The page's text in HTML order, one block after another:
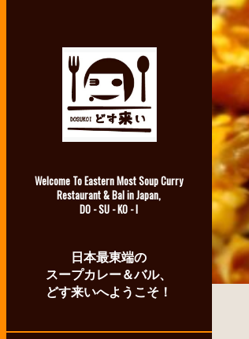
Welcome To Eastern Most Soup Curry
Restaurant & Bal in Japan,
DO - SU - KO - I
日本最東端の
スープカレー＆バル、
どす来いへようこそ！